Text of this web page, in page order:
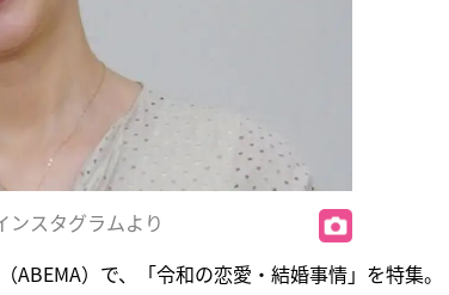
ンスタグラムより
）で、「令和の恋愛・結婚事情」を特集。